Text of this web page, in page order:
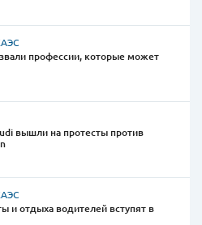
профессии, которые может
вышли на протесты против
отдыха водителей вступят в